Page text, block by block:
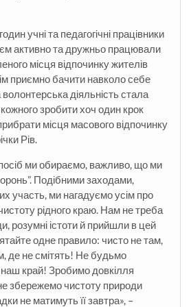
учні та педагогічні працівники
активно та дружньо працювали
місця відпочинку жителів
приємно бачити навколо себе
діяльність стала
зробити хоч один крок
місця масового відпочинку
Рів.
ми обираємо, важливо, що ми
Подібними заходами,
участь, ми нагадуємо усім про
рідного краю. Нам не треба
розумні істоти й прийшли в цей
одне правило: чисто не там,
де не смітять! Не будьмо
край! Зробимо довкілля
збережемо чистоту природи
не матимуть її завтра», –